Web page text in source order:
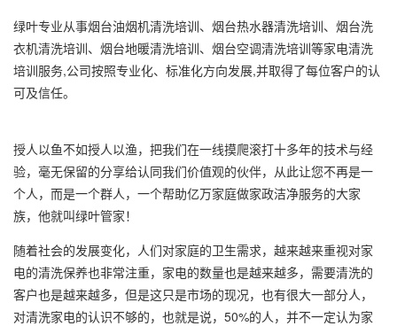
绿叶专业从事烟台油烟机清洗培训、烟台热水器清洗培训、烟台洗
衣机清洗培训、烟台地暖清洗培训、烟台空调清洗培训等家电清洗
培训服务,公司按照专业化、标准化方向发展,并取得了每位客户的认
可及信任。
授人以鱼不如授人以渔，把我们在一线摸爬滚打十多年的技术与经
验，毫无保留的分享给认同我们价值观的伙伴，从此让您不再是一
个人，而是一个群人，一个帮助亿万家庭做家政洁净服务的大家
族，他就叫绿叶管家！
随着社会的发展变化，人们对家庭的卫生需求，越来越来重视对家
电的清洗保养也非常注重，家电的数量也是越来越多，需要清洗的
客户也是越来越多，但是这只是市场的现况，也有很大一部分人，
对清洗家电的认识不够的，也就是说，50%的人，并不一定认为家